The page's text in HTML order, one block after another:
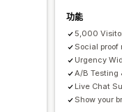
新品上市
功能
5,000
Social
Urgency
A/B Testing
Live Chat
Show your